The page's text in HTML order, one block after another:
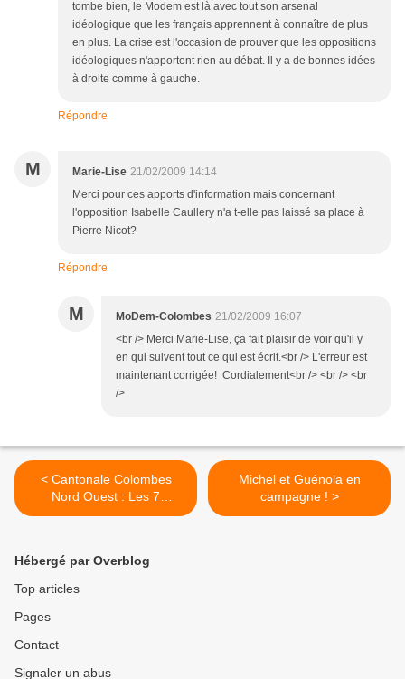
tombe bien, le Modem est là avec tout son arsenal
idéologique que les français apprennent à connaître de plus
en plus. La crise est l'occasion de prouver que les oppositions
idéologiques n'apportent rien au débat. Il y a de bonnes idées
à droite comme à gauche.
Répondre
M Marie-Lise 21/02/2009 14:14
Merci pour ces apports d'information mais concernant
l'opposition Isabelle Caullery n'a t-elle pas laissé sa place à
Pierre Nicot?
Répondre
M MoDem-Colombes 21/02/2009 16:07
<br /> Merci Marie-Lise, ça fait plaisir de voir qu'il y
en qui suivent tout ce qui est écrit.<br /> L'erreur est
maintenant corrigée! Cordialement<br /> <br /> <br
/>
< Cantonale Colombes
Nord Ouest : Les 7
candidats
Michel et Guénola en
campagne ! >
Hébergé par Overblog
Top articles
Pages
Contact
Signaler un abus